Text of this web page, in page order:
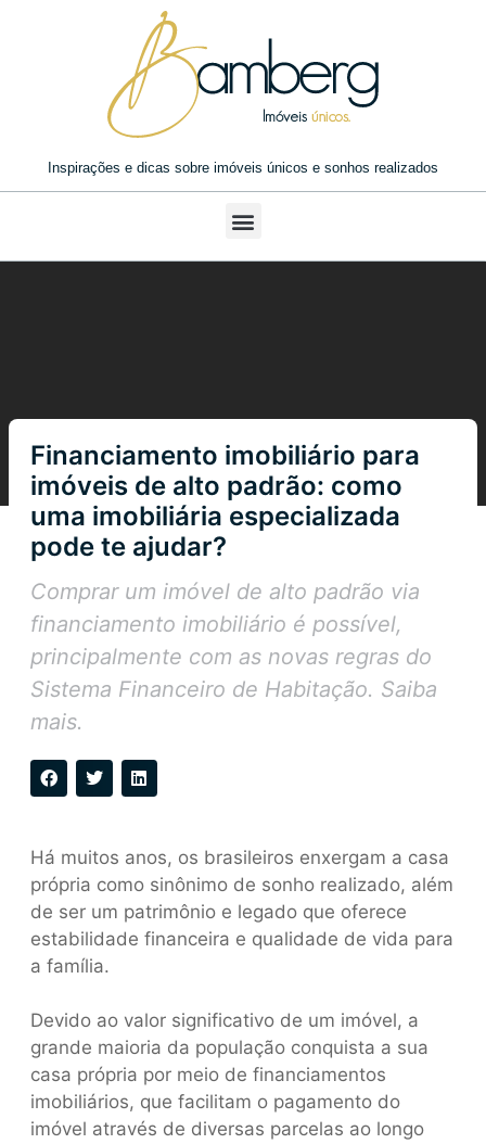
Inspirações e dicas sobre imóveis únicos e sonhos realizados
Financiamento imobiliário para
imóveis de alto padrão: como
uma imobiliária especializada
pode te ajudar?
Comprar um imóvel de alto padrão via
financiamento imobiliário é possível,
principalmente com as novas regras do
Sistema Financeiro de Habitação. Saiba
mais.
Há muitos anos, os brasileiros enxergam a casa
própria como sinônimo de sonho realizado, além
de ser um patrimônio e legado que oferece
estabilidade financeira e qualidade de vida para
a família.
Devido ao valor significativo de um imóvel, a
grande maioria da população conquista a sua
casa própria por meio de financiamentos
imobiliários, que facilitam o pagamento do
imóvel através de diversas parcelas ao longo